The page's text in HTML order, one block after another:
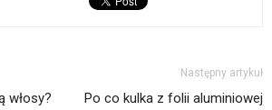
włosy?
Następny artykuł
Po co kulka z folii aluminiowej